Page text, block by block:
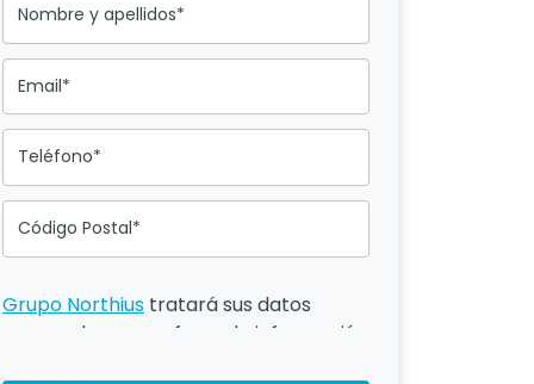
Nombre y apellidos*
Email*
Teléfono*
Código Postal*
Grupo Northius tratará sus datos
personales para ofrecerle información